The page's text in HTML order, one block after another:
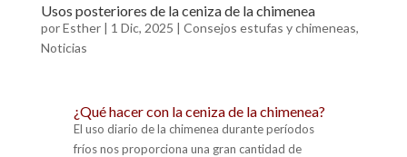
Usos posteriores de la ceniza de la chimenea
porEsther| 1 Dic, 2025 | Consejos estufas y chimeneas,
Noticias
¿Qué hacer con la ceniza de la chimenea?
El uso diario de la chimenea durante períodos
fríos nos proporciona una gran cantidad de